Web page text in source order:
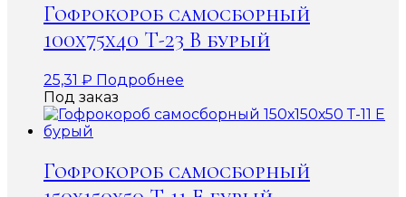
Гофрокороб самосборный
100х75х40 Т-23 В бурый
25,31 ₽ Подробнее
Под заказ
Гофрокороб самосборный